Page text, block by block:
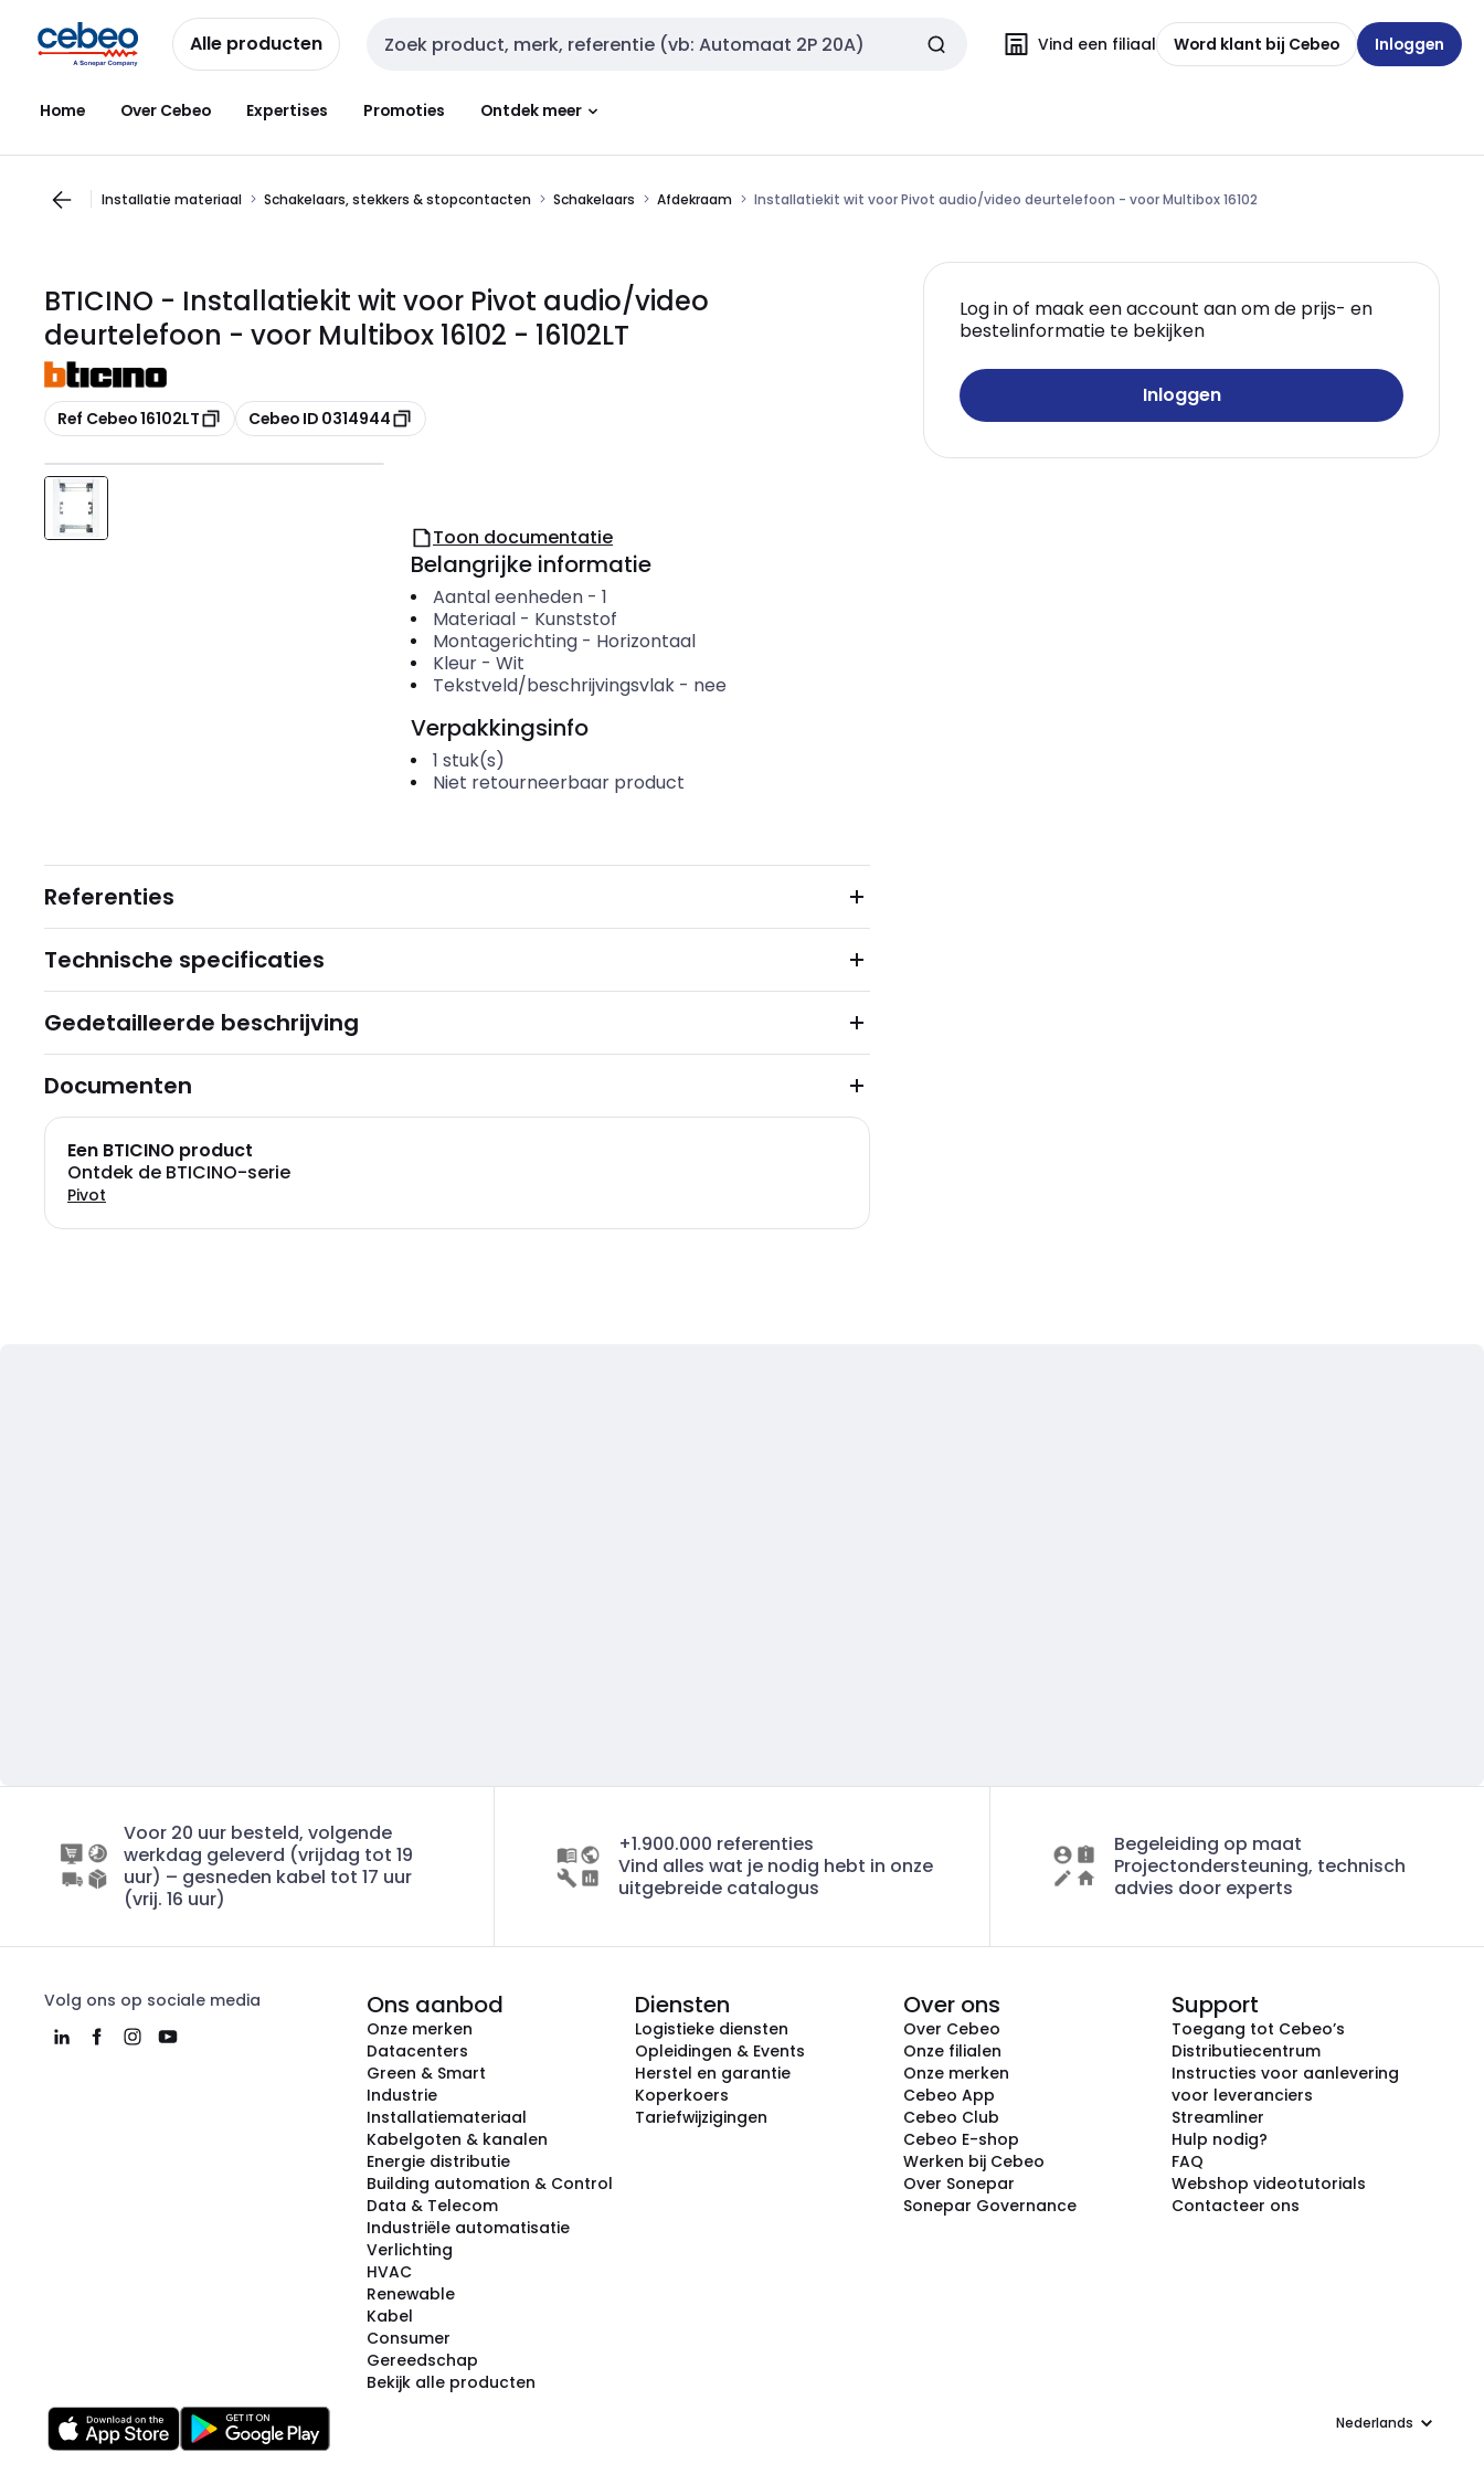
naar
navigatie
naar
inhoud
Alle producten Zoekveld invoer Vind een filiaal Word klant bij Cebeo Inloggen
Home Over Cebeo Expertises Promoties Ontdek meer
Installatie materiaal Schakelaars, stekkers & stopcontacten Schakelaars Afdekraam Installatiekit wit voor Pivot audio/video deurtelefoon - voor Multibox 16102
BTICINO - Installatiekit wit voor Pivot audio/video
deurtelefoon - voor Multibox 16102 - 16102LT
Kopiëren
Ref Cebeo 16102LT Kopiëren
Cebeo ID 0314944
Log in of maak een account aan om de prijs- en
bestelinformatie te bekijken
Inloggen
Toon documentatie
Belangrijke informatie
Aantal eenheden- 1
Materiaal- Kunststof
Montagerichting- Horizontaal
Kleur- Wit
Tekstveld/beschrijvingsvlak- nee
Verpakkingsinfo
1 stuk(s)
Niet retourneerbaar product
Referenties
Technische specificaties
Gedetailleerde beschrijving
Documenten
Een BTICINO product
Ontdek de BTICINO-serie
Pivot
Voor 20 uur besteld, volgende
werkdag geleverd (vrijdag tot 19
uur) – gesneden kabel tot 17 uur
(vrij. 16 uur)
+1.900.000 referenties
Vind alles wat je nodig hebt in onze
uitgebreide catalogus
Begeleiding op maat
Projectondersteuning, technisch
advies door experts
Volg ons op sociale media Ons aanbod
Onze merken
Datacenters
Green & Smart
Industrie
Installatiemateriaal
Kabelgoten & kanalen
Energie distributie
Building automation & Control
Data & Telecom
Industriële automatisatie
Verlichting
HVAC
Renewable
Kabel
Consumer
Gereedschap
Bekijk alle producten
Diensten
Logistieke diensten
Opleidingen & Events
Herstel en garantie
Koperkoers
Tariefwijzigingen
Over ons
Over Cebeo
Onze filialen
Onze merken
Cebeo App
Cebeo Club
Cebeo E-shop
Werken bij Cebeo
Over Sonepar
Sonepar Governance
Support
Toegang tot Cebeo’s
Distributiecentrum
Instructies voor aanlevering
voor leveranciers
Streamliner
Hulp nodig?
FAQ
Webshop videotutorials
Contacteer ons
Taal